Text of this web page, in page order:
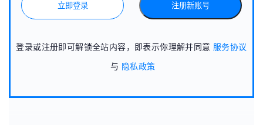
立即登录 注册新账号
登录或注册即可解锁全站内容，即表示你理解并同意 服务协议
与 隐私政策